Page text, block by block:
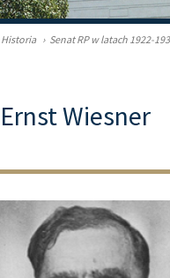
Historia › Senat RP w latach 1922-
Wiesner